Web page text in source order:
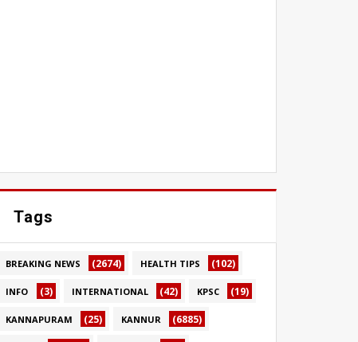
Tags
BREAKING NEWS (2674) HEALTH TIPS (102)
INFO (3) INTERNATIONAL (42) KPSC (19)
KANNAPURAM (25) KANNUR (6885)